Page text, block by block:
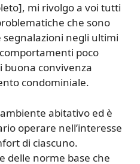
mi rivolgo a voi tutti
che sono
negli ultimi
poco
buona convivenza
condominiale.
abitativo ed è
operare nell’interesse
di ciascuno.
delle norme base che